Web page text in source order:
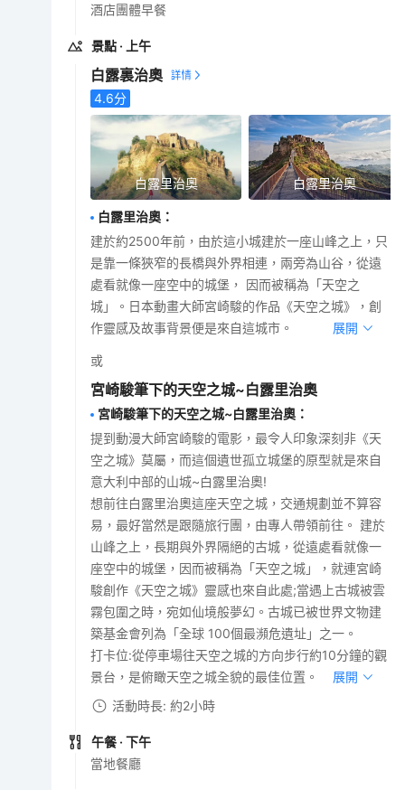
酒店團體早餐
景點 · 上午
白露裏治奧
4.6分
白露里治奧 白露里治奧
白露里治奧 ：
建於約2500年前，由於這小城建於一座山峰之上，只
是靠一條狹窄的長橋與外界相連，兩旁為山谷，從遠
處看就像一座空中的城堡， 因而被稱為「天空之
城」。日本動畫大師宮崎駿的作品《天空之城》，創
作靈感及故事背景便是來自這城市。
展開
或
宮崎駿筆下的天空之城~白露里治奧
宮崎駿筆下的天空之城~白露里治奧 ：
提到動漫大師宮崎駿的電影，最令人印象深刻非《天
空之城》莫屬，而這個遺世孤立城堡的原型就是來自
意大利中部的山城~白露里治奧!
想前往白露里治奧這座天空之城，交通規劃並不算容
易，最好當然是跟隨旅行團，由專人帶領前往。 建於
山峰之上，長期與外界隔絕的古城，從遠處看就像一
座空中的城堡，因而被稱為「天空之城」，就連宮崎
駿創作《天空之城》靈感也來自此處;當遇上古城被雲
霧包圍之時，宛如仙境般夢幻。古城已被世界文物建
築基金會列為「全球 100個最瀕危遺址」之一。
打卡位:從停車場往天空之城的方向步行約10分鐘的觀
景台，是俯瞰天空之城全貌的最佳位置。
展開
活動時長: 約2小時
午餐 · 下午
當地餐廳